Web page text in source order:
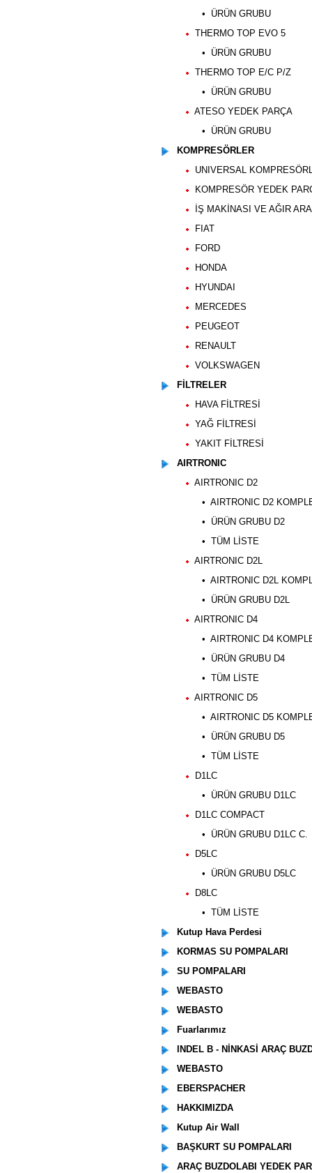
• ÜRÜN GRUBU
THERMO TOP EVO 5
• ÜRÜN GRUBU
THERMO TOP E/C P/Z
• ÜRÜN GRUBU
ATESO YEDEK PARÇA
• ÜRÜN GRUBU
KOMPRESÖRLER
UNIVERSAL
KOMPRESÖR YEDEK
İŞ MAKİNASI VE AĞIR
FIAT
FORD
HONDA
HYUNDAI
MERCEDES
PEUGEOT
RENAULT
VOLKSWAGEN
FİLTRELER
HAVA FİLTRESİ
YAĞ FİLTRESİ
YAKIT FİLTRESİ
AIRTRONIC
AIRTRONIC D2
• AIRTRONIC D2 KOMPLE
• ÜRÜN GRUBU D2
• TÜM LİSTE
AIRTRONIC D2L
• AIRTRONIC D2L
• ÜRÜN GRUBU D2L
AIRTRONIC D4
• AIRTRONIC D4 KOMPLE
• ÜRÜN GRUBU D4
• TÜM LİSTE
AIRTRONIC D5
• AIRTRONIC D5 KOMPLE
• ÜRÜN GRUBU D5
• TÜM LİSTE
D1LC
• ÜRÜN GRUBU D1LC
D1LC COMPACT
• ÜRÜN GRUBU D1LC C.
D5LC
• ÜRÜN GRUBU D5LC
D8LC
• TÜM LİSTE
Kutup Hava Perdesi
KORMAS SU POMPALARI
SU POMPALARI
WEBASTO
WEBASTO
Fuarlarımız
INDEL B - NİNKASİ ARAÇ
WEBASTO
EBERSPACHER
HAKKIMIZDA
Kutup Air Wall
BAŞKURT SU POMPALARI
ARAÇ BUZDOLABI YEDEK